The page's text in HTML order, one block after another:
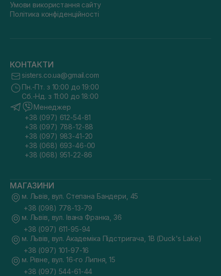
Умови використання сайту
Політика конфіденційності
КОНТАКТИ
sisters.co.ua@gmail.com
Пн.-Пт. з 10:00 до 19:00
Сб.-Нд. з 11:00 до 18:00
Менеджер
+38 (097) 612-54-81
+38 (097) 788-12-88
+38 (097) 983-41-20
+38 (068) 693-46-00
+38 (068) 951-22-86
МАГАЗИНИ
м. Львів, вул. Степана Бандери, 45
+38 (098) 778-13-79
м. Львів, вул. Івана Франка, 36
+38 (097) 611-95-94
м. Львів, вул. Академіка Підстригача, 1В (Duck's Lake)
+38 (097) 101-97-16
м. Рівне, вул. 16-го Липня, 15
+38 (097) 544-61-44